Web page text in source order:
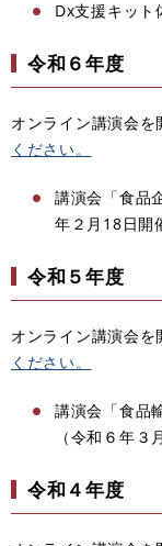
Dx支援キット
令和６年度
オンライン講演会
ください。
講演会「食品
年２月18日開
令和５年度
オンライン講演会
ください。
講演会「食品
（令和６年３
令和４年度